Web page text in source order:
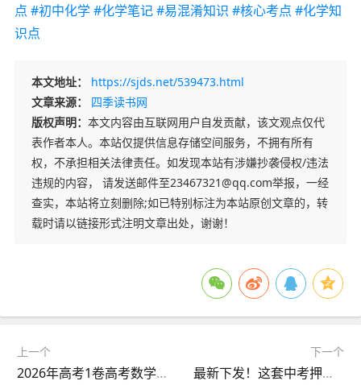
点 #初中化学#化学笔记#易混淆知识 #核心考点 #化学知
识点
本文地址：
https://sjds.net/539473.html
文章来源：
四季读书网
版权声明： 本文内容由互联网用户自发贡献，该文观点仅代
表作者本人。本站仅提供信息存储空间服务，不拥有所有
权，不承担相关法律责任。如发现本站有涉嫌抄袭侵权/违法
违规的内容， 请发送邮件至23467321@qq.com举报，一经
查实，本站将立刻删除;如已特别标注为本站原创文章的，转
载时请以链接形式注明文章出处，谢谢！
上一个
2026年高考1卷高考数学真题
下一个
最新下发！这套中考押题卷让全班沸腾了！